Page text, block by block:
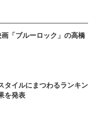
「ブルーロック」の高橋
タイルにまつわるランキン
を発表